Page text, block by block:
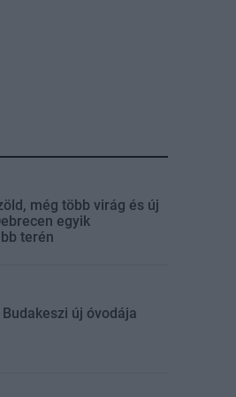
még több virág és új
egyik
terén
új óvodája